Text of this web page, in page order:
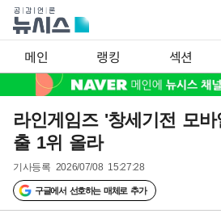
메인 랭킹 섹션
라인게임즈 '창세기전 모
출 1위 올라
기사등록 2026/07/08 15:27:28
구글에서 선호하는 매체로 추가